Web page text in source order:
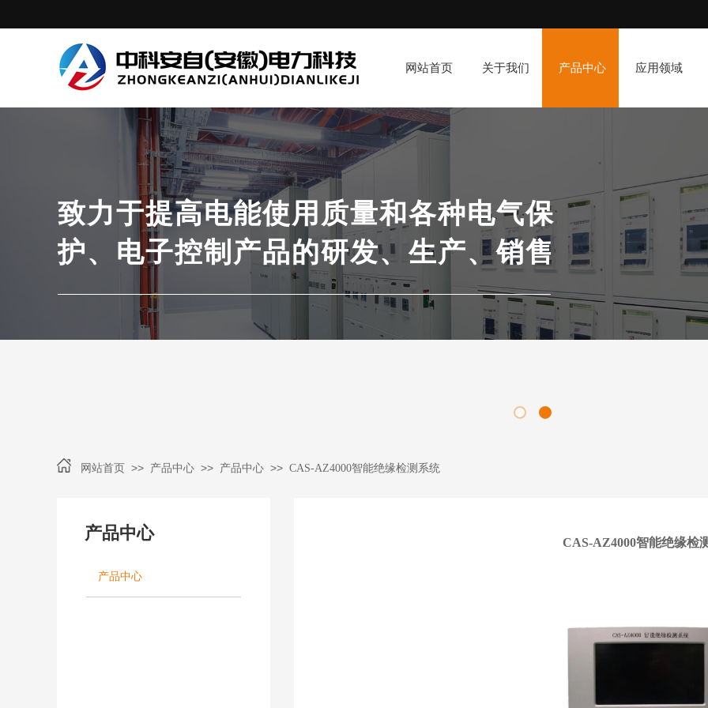
网站首页 关于我们 产品中心 应用领域
致力于提高电能使用质量和各种电气保
护、电子控制产品的研发、生产、销售
网站首页 >> 产品中心 >> 产品中心 >> CAS-AZ4000智能绝缘检测系统
CAS-AZ4000智能绝缘检
产品中心
产品中心